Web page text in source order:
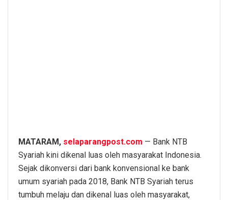
MATARAM, selaparangpost.com — Bank NTB
Syariah kini dikenal luas oleh masyarakat Indonesia.
Sejak dikonversi dari bank konvensional ke bank
umum syariah pada 2018, Bank NTB Syariah terus
tumbuh melaju dan dikenal luas oleh masyarakat,